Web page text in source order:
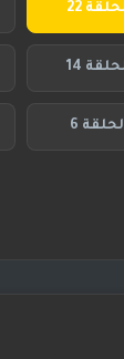
22
14
6